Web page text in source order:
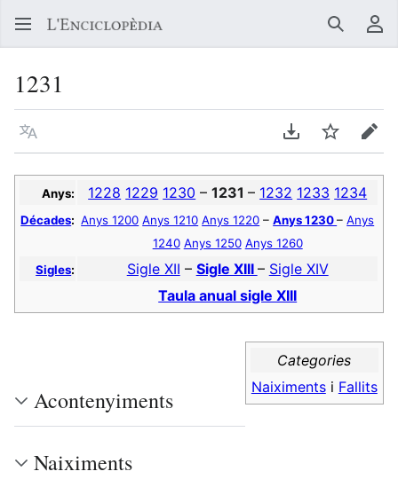
Buscar
1231
Llegir en un atre idioma Descarregar en
Vigilar
Anys: 1228 1229 1230 –1231– 1232 1233 1234
Décades: Anys 1200 Anys 1210 Anys 1220 –Anys 1230–Anys
1240 Anys 1250 Anys 1260
Sigles: Sigle XII – Sigle XIII – Sigle XIV
Taula anual sigle XIII
Categories
Naiximentsi Fallits
Acontenyiments
Naiximents